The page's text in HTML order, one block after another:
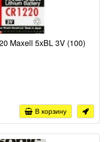
Maxell 5xBL 3V (100)
В корзину